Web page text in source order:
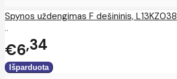
Spynos uždengimas F dešininis, L13KZ038
..
€6 34